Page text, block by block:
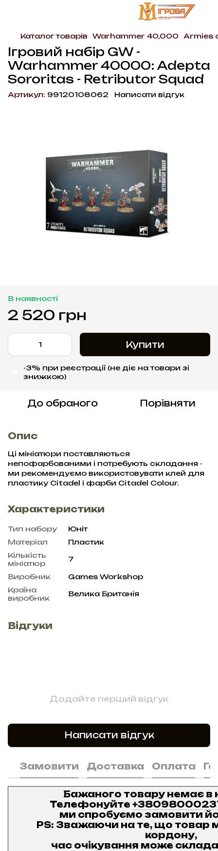
Каталог товарів Warhammer 40,000 Armies
Ігровий набір GW -
Warhammer 40000: Adepta
Sororitas - Retributor Squad
Артикул: 99120108062 Написати відгук
В наявності
2 520 грн
Купити
-3% при реєстрації (не діє на товари зі
знижкою)
До обраного Порівняти
Опис
Ці мініатюри поставляються
непофарбованими і потребують складання -
ми рекомендуємо використовувати клей для
пластику Citadel і фарби Citadel Colour.
Характеристики
Тип набору
Юніт
Матеріал
Пластик
Кількість
мініатюр
7
Виробник
Games Workshop
Країна
виробник
Велика Британія
Відгуки
Додайте перший відгук
Написати відгук
Замовити Доставка Оплата
Бажаного товару немає в
Телефонуйте
ми спробуємо замовити
PS: Зважаючи на те, що товар
кордону,
час очікування може